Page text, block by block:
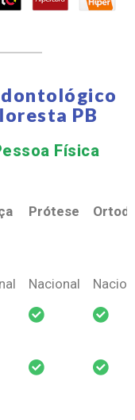
PB
Física​
Prótese
Prótese
Nacional